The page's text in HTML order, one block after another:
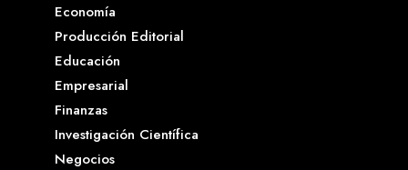
Economía
Producción Editorial
Educación
Empresarial
Finanzas
Investigación Científica
Negocios